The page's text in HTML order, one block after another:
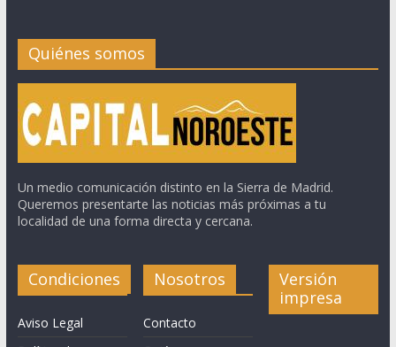
Quiénes somos
Un medio comunicación distinto en la Sierra de Madrid.
Queremos presentarte las noticias más próximas a tu
localidad de una forma directa y cercana.
Condiciones
Aviso Legal
Nosotros
Contacto
Versión
impresa